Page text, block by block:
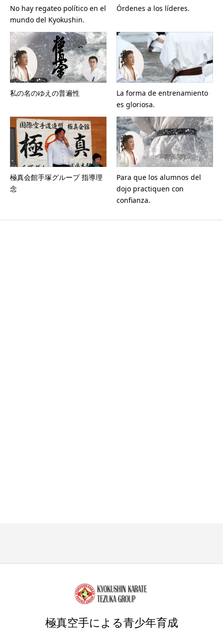
No hay regateo político en el
mundo del Kyokushin.
Órdenes a los líderes.
私の名のゆえの普遍性
La forma de entrenamiento
es gloriosa.
極真会館手塚グループ 指導理
念
Para que los alumnos del
dojo practiquen con
confianza.
極真空手による青少年育成